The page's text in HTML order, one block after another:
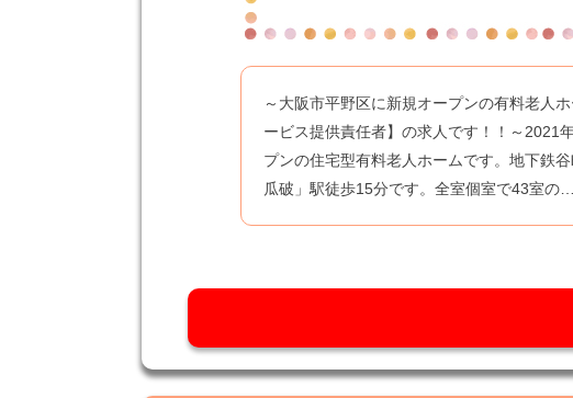
～大阪市平野区に新規オープンの有料老人
ービス提供責任者】の求人です！！～2021
プンの住宅型有料老人ホームです。地下鉄
瓜破」駅徒歩15分です。全室個室で43室の…